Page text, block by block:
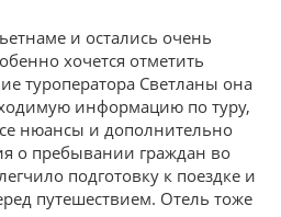
и остались очень
хочется отметить
туроператора Светланы она
информацию по туру,
нюансы и дополнительно
о пребывании граждан во
подготовку к поездке и
путешествием. Отель тоже